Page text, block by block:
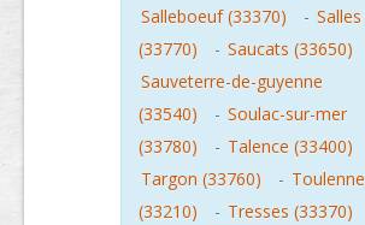
Salleboeuf (33370)
- Salles
(33770)
- Saucats (33650)
Sauveterre-de-guyenne
(33540)
- Soulac-sur-mer
(33780)
- Talence (33400)
Targon (33760)
- Toulenne
(33210)
- Tresses (33370)